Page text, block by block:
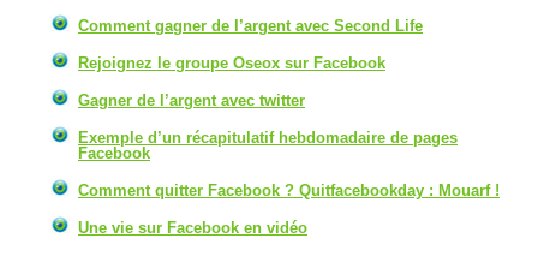
Comment gagner de l’argent avec Second Life
Rejoignez le groupe Oseox sur Facebook
Gagner de l’argent avec twitter
Exemple d’un récapitulatif hebdomadaire de pages
Facebook
Comment quitter Facebook ? Quitfacebookday : Mouarf !
Une vie sur Facebook en vidéo